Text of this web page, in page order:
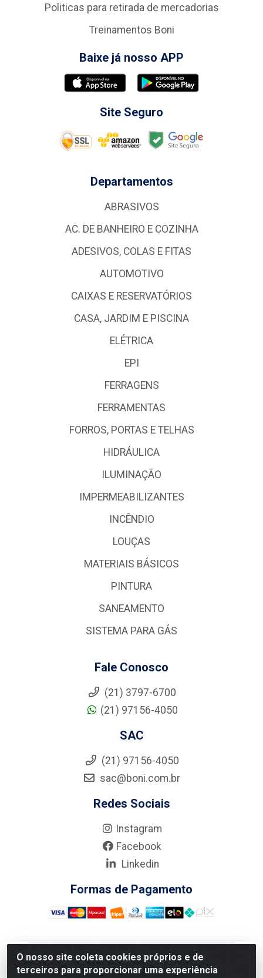
O nosso site coleta cookies próprios e de
terceiros para proporcionar uma experiência
Politicas para retirada de mercadorias
Treinamentos Boni
Baixe já nosso APP
Site Seguro
Departamentos
ABRASIVOS
AC. DE BANHEIRO E COZINHA
ADESIVOS, COLAS E FITAS
AUTOMOTIVO
CAIXAS E RESERVATÓRIOS
CASA, JARDIM E PISCINA
ELÉTRICA
EPI
FERRAGENS
FERRAMENTAS
FORROS, PORTAS E TELHAS
HIDRÁULICA
ILUMINAÇÃO
IMPERMEABILIZANTES
INCÊNDIO
LOUÇAS
MATERIAIS BÁSICOS
PINTURA
SANEAMENTO
SISTEMA PARA GÁS
Fale Conosco
(21) 3797-6700
(21) 97156-4050
SAC
(21) 97156-4050
sac@boni.com.br
Redes Sociais
Instagram
Facebook
Linkedin
Formas de Pagamento
Nova Boni Distribuidora de Material de Construção LTDA
- Rua Alice Tibiriçá, 330 - Vila Da Penha, Rio de